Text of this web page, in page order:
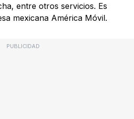
entre otros servicios. Es
mexicana América Móvil.
PUBLICIDAD